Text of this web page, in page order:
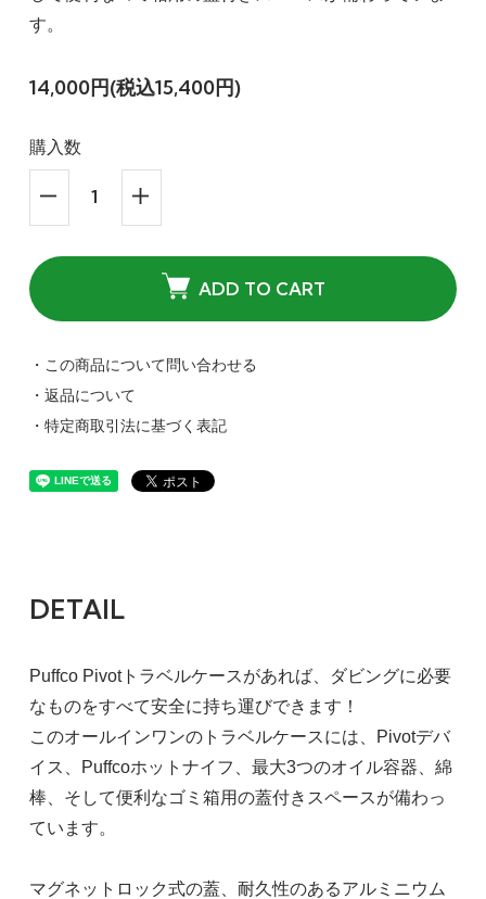
す。
14,000円(税込15,400円)
購入数
ADD TO CART
・この商品について問い合わせる
・返品について
・特定商取引法に基づく表記
DETAIL
Puffco Pivotトラベルケースがあれば、ダビングに必要
なものをすべて安全に持ち運びできます！
このオールインワンのトラベルケースには、Pivo​​tデバ
イス、Puffcoホットナイフ、最大3つのオイル容器、綿
棒、そして便利なゴミ箱用の蓋付きスペースが備わっ
ています。
マグネットロック式の蓋、耐久性のあるアルミニウム